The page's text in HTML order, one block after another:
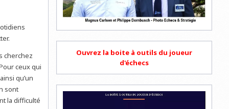
cherchez
ceux qui
qu’un
sont
la difficulté
Ouvrez la boite à outils du joueur
d'échecs